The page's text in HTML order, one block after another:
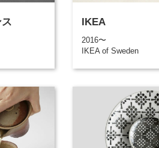
IKEA
2016〜
IKEA of Sweden